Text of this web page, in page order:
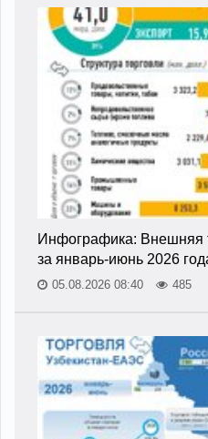
Инфографика: Внешняя
за январь-июнь 2026
05.08.2026 08:40 485